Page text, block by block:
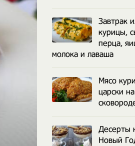
Завтрак
курицы,
перца,
молока и лаваша
Мясо
царски на
Десерты
Новый